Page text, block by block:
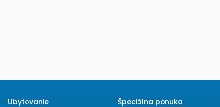
Ubytovanie Špeciálna ponuka